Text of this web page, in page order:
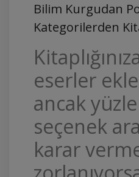
Bilim Kurgudan
Kategorilerden
eserler
ancak
seçenek
karar